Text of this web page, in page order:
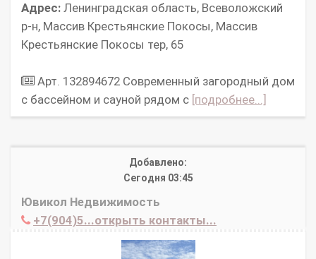
Адрес: Ленинградская область, Всеволожский
р-н, Массив Крестьянские Покосы, Массив
Крестьянские Покосы тер, 65
Арт. 132894672 Современный загородный дом
с бассейном и сауной рядом с [подробнее...]
Добавлено:
Сегодня 03:45
Ювикол Недвижимость
+7(904)5...открыть контакты...